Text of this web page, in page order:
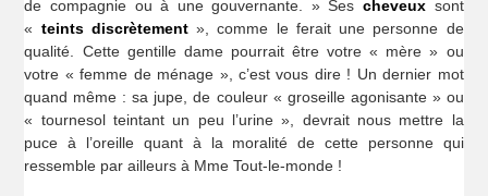
de compagnie ou à une gouvernante. » Sescheveux sont
« teints discrètement», comme le ferait une personne de
qualité. Cette gentille dame pourrait être votre « mère » ou
votre « femme de ménage », c’est vous dire ! Un dernier mot
quand même : sa jupe, de couleur « groseille agonisante » ou
« tournesol teintant un peu l’urine », devrait nous mettre la
puce à l’oreille quant à la moralité de cette personne qui
ressemble par ailleurs à Mme Tout-le-monde !